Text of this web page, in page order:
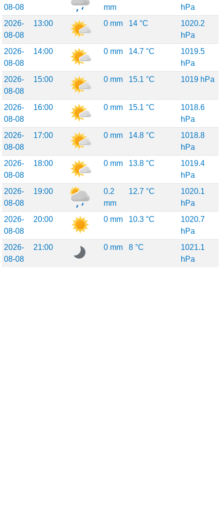
08-08
mm
hPa
2026-
08-08
13:00 0 mm 14 °C
1020.2
hPa
2026-
08-08
14:00 0 mm 14.7 °C
1019.5
hPa
2026-
08-08
15:00 0 mm 15.1 °C 1019 hPa
2026-
08-08
16:00 0 mm 15.1 °C
1018.6
hPa
2026-
08-08
17:00 0 mm 14.8 °C
1018.8
hPa
2026-
08-08
18:00 0 mm 13.8 °C
1019.4
hPa
2026-
08-08
19:00
0.2
mm
12.7 °C
1020.1
hPa
2026-
08-08
20:00 0 mm 10.3 °C
1020.7
hPa
2026-
08-08
21:00 0 mm 8 °C
1021.1
hPa